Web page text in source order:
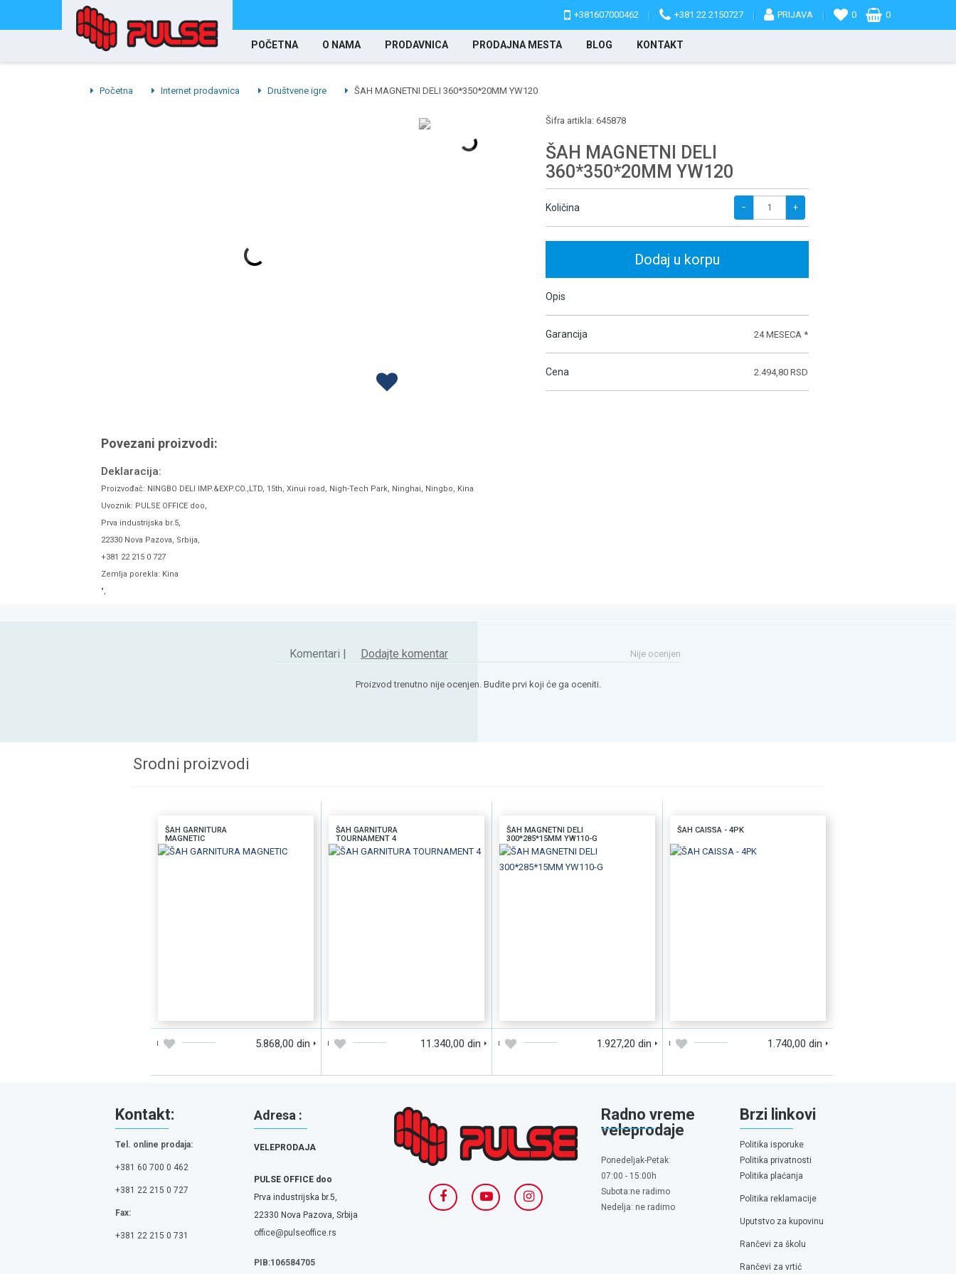
+381607000462 | +381 22 2150727 | PRIJAVA | 0 0
POČETNA O NAMA PRODAVNICA PRODAJNA MESTA BLOG KONTAKT
Početna Internet prodavnica Društvene igre ŠAH MAGNETNI DELI 360*350*20MM YW120
Povezani proizvodi:
Deklaracija:
Proizvođač: NINGBO DELI IMP.&EXP.CO.,LTD, 15th, Xinui road, Nigh-Tech Park, Ninghai, Ningbo, Kina
Uvoznik: PULSE OFFICE doo,
Prva industrijska br.5,
22330 Nova Pazova, Srbija,
+381 22 215 0 727
Zemlja porekla: Kina
",
Šifra artikla: 645878
ŠAH MAGNETNI DELI
360*350*20MM YW120
Količina − +
Dodaj u korpu
Opis
Garancija 24 MESECA *
Cena 2.494,80 RSD
Nije ocenjen
Komentari | Dodajte komentar
Proizvod trenutno nije ocenjen. Budite prvi koji će ga oceniti.
Srodni proizvodi
ŠAH GARNITURA
MAGNETIC
5.868,00 din
ŠAH GARNITURA
TOURNAMENT 4
11.340,00 din
ŠAH MAGNETNI DELI
300*285*15MM YW110-G
1.927,20 din
ŠAH CAISSA - 4PK
1.740,00 din
Kontakt:
Tel. online prodaja:
+381 60 700 0 462
+381 22 215 0 727
Fax:
+381 22 215 0 731
Adresa :
VELEPRODAJA
PULSE OFFICE doo
Prva industrijska br.5,
22330 Nova Pazova, Srbija
office@pulseoffice.rs
PIB:106584705
Radno vreme
veleprodaje
Ponedeljak-Petak:
07:00 - 15:00h
Subota:ne radimo
Nedelja: ne radimo
Brzi linkovi
Politika isporuke
Politika privatnosti
Politika plaćanja
Politika reklamacije
Uputstvo za kupovinu
Rančevi za školu
Rančevi za vrtić